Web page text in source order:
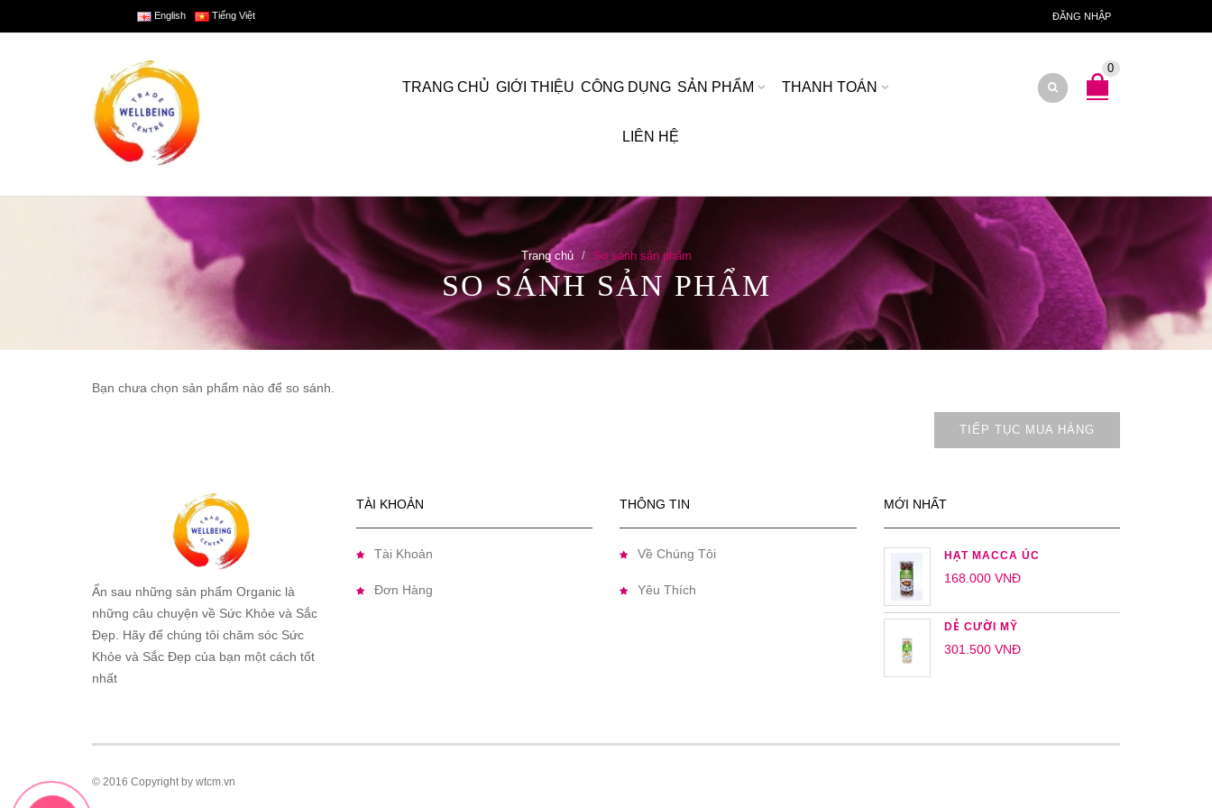
English Tiếng Việt ĐĂNG NHẬP
TRANG CHỦ GIỚI THIỆU CÔNG DỤNG SẢN PHẨM THANH TOÁN
LIÊN HỆ
0
Trang chủ So sánh sản phẩm
SO SÁNH SẢN PHẨM
Bạn chưa chọn sản phẩm nào để so sánh.
TIẾP TỤC MUA HÀNG
Ẩn sau những sản phẩm Organic là
những câu chuyện về Sức Khỏe và Sắc
Đẹp. Hãy để chúng tôi chăm sóc Sức
Khỏe và Sắc Đẹp của bạn một cách tốt
nhất
TÀI KHOẢN
Tài Khoản
Đơn Hàng
THÔNG TIN
Về Chúng Tôi
Yêu Thích
MỚI NHẤT
HẠT MACCA ÚC
168.000 VNĐ
DẺ CƯỜI MỸ
301.500 VNĐ
© 2016 Copyright by wtcm.vn